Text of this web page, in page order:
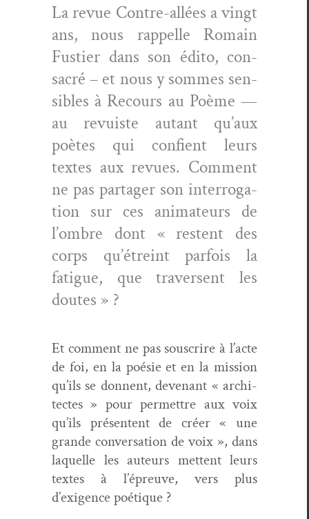
La revue Con­tre-allées a vingt
ans, nous rap­pelle Romain
Fusti­er dans son édi­to, con­
sacré – et nous y sommes sen­
si­bles à Recours au Poème —
au revuiste autant qu’aux
poètes qui con­fient leurs
textes aux revues. Com­ment
ne pas partager son inter­ro­ga­
tion sur ces ani­ma­teurs de
l’ombre dont « restent des
corps qu’étreint par­fois la
fatigue, que tra­versent les
doutes » ?
Et com­ment ne pas souscrire à l’acte
de foi, en la poésie et en la mis­sion
qu’ils se don­nent, devenant « archi­
tectes » pour per­me­t­tre aux voix
qu’ils présen­tent de créer « une
grande con­ver­sa­tion de voix », dans
laque­lle les auteurs met­tent leurs
textes à l’épreuve, vers plus
d’exigence poétique ?